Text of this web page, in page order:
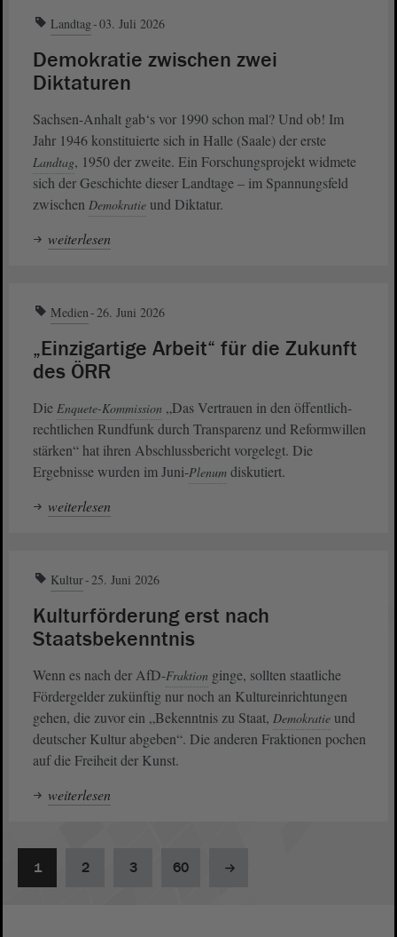
Landtag 03. Juli 2026
Demokratie zwischen zwei
Diktaturen
Sachsen-Anhalt gab‘s vor 1990 schon mal? Und ob! Im
Jahr 1946 konstituierte sich in Halle (Saale) der erste
Landtag, 1950 der zweite. Ein Forschungsprojekt widmete
sich der Geschichte dieser Landtage – im Spannungsfeld
zwischen Demokratie und Diktatur.
weiterlesen
Medien 26. Juni 2026
„Einzigartige Arbeit“ für die Zukunft
des ÖRR
Die Enquete-Kommission „Das Vertrauen in den öffentlich-
rechtlichen Rundfunk durch Transparenz und Reformwillen
stärken“ hat ihren Abschlussbericht vorgelegt. Die
Ergebnisse wurden im Juni-Plenum diskutiert.
weiterlesen
Kultur 25. Juni 2026
Kulturförderung erst nach
Staatsbekenntnis
Wenn es nach der AfD-Fraktion ginge, sollten staatliche
Fördergelder zukünftig nur noch an Kultureinrichtungen
gehen, die zuvor ein „Bekenntnis zu Staat, Demokratie und
deutscher Kultur abgeben“. Die anderen Fraktionen pochen
auf die Freiheit der Kunst.
weiterlesen
1 2 3 60